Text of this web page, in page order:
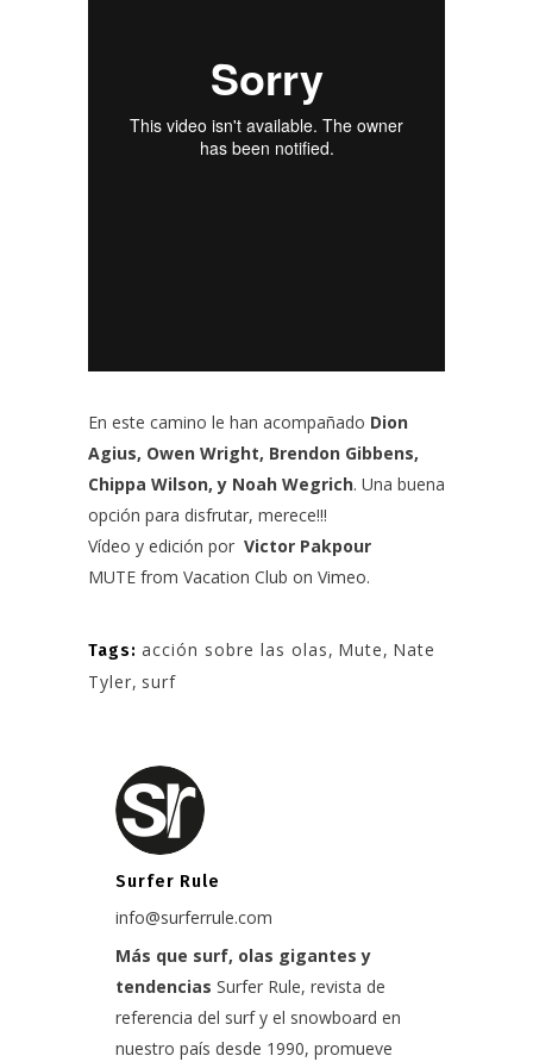
En este camino le han acompañado Dion
Agius, Owen Wright, Brendon Gibbens,
Chippa Wilson, y Noah Wegrich. Una buena
opción para disfrutar, merece!!!
Vídeo y edición por Victor Pakpour
MUTE from Vacation Club on Vimeo.
Tags: acción sobre las olas, Mute, Nate
Tyler, surf
Surfer Rule
info@surferrule.com
Más que surf, olas gigantes y
tendencias Surfer Rule, revista de
referencia del surf y el snowboard en
nuestro país desde 1990, promueve